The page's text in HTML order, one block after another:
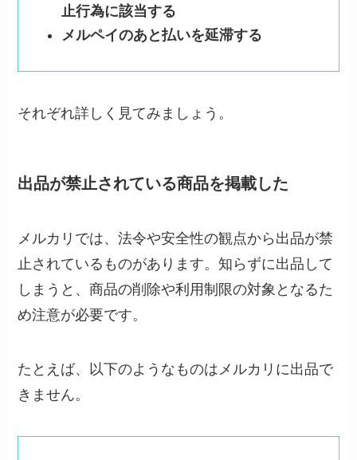
止行為に該当する
メルペイのあと払いを延滞する
それぞれ詳しく見てみましょう。
出品が禁止されている商品を掲載した
メルカリでは、法令や安全性の観点から出品が禁
止されているものがあります。知らずに出品して
しまうと、商品の削除や利用制限の対象となるた
め注意が必要です。
たとえば、以下のようなものはメルカリに出品で
きません。